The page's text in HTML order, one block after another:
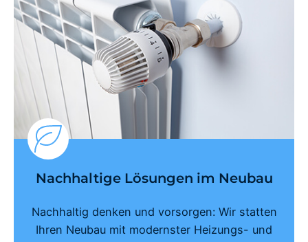
Nachhaltige Lösungen im Neubau
Nachhaltig denken und vorsorgen: Wir statten
Ihren Neubau mit modernster Heizungs- und